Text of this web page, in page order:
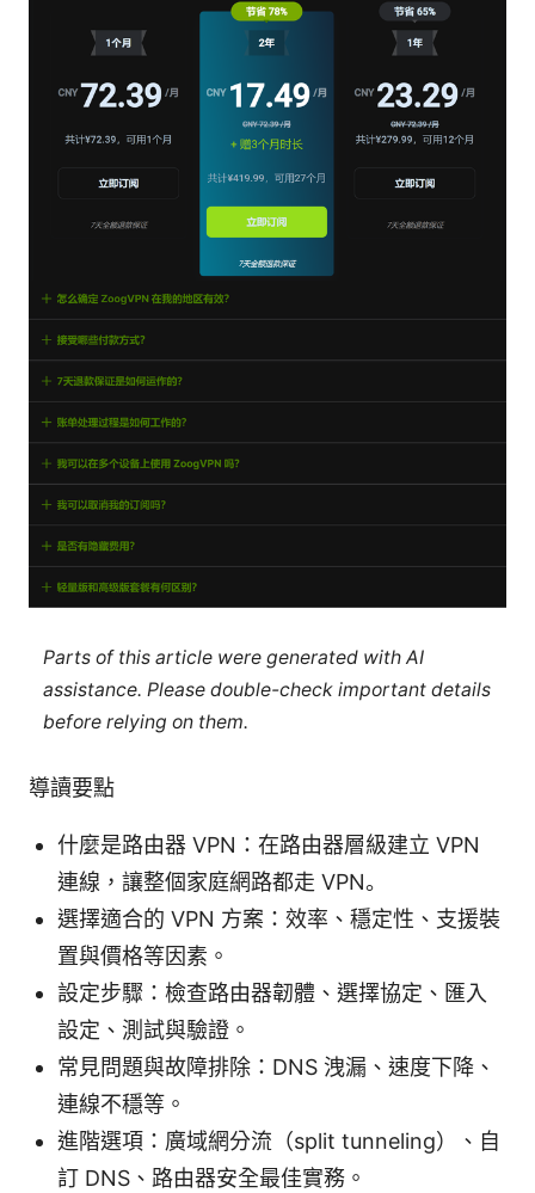
Parts of this article were generated with AI
assistance. Please double-check important details
before relying on them.
導讀要點
什麼是路由器 VPN：在路由器層級建立 VPN
連線，讓整個家庭網路都走 VPN。
選擇適合的 VPN 方案：效率、穩定性、支援裝
置與價格等因素。
設定步驟：檢查路由器韌體、選擇協定、匯入
設定、測試與驗證。
常見問題與故障排除：DNS 洩漏、速度下降、
連線不穩等。
進階選項：廣域網分流（split tunneling）、自
訂 DNS、路由器安全最佳實務。